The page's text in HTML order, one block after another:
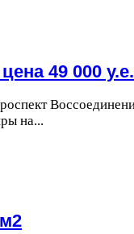
49 000 у.е.
на...